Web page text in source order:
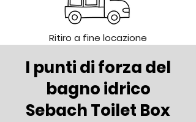
Ritiro a fine locazione
I punti di forza del
bagno idrico
Sebach Toilet Box